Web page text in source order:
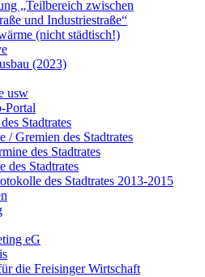
„Teilbereich zwischen
und Industriestraße“
(nicht städtisch!)
(2023)
usw
Portal
Stadtrates
/ Gremien des Stadtrates
des Stadtrates
des Stadtrates
des Stadtrates 2013-2015
eG
die Freisinger Wirtschaft